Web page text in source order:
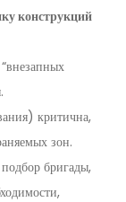
конструкций
критична,
зон.
бригады,